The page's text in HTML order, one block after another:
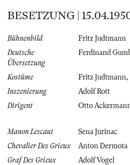
BESETZUNG |
Bühnenbild
Fritz Judtmann
Deutsche
Übersetzung
Ferdinand
Kostüme Fritz Judtmann,
Inszenierung
Adolf Rott
Dirigent
Otto
Manon Lescaut
Sena Jurinac
Chevalier Des Grieux
Anton Dermota
Graf Des Grieux
Adolf Vogel